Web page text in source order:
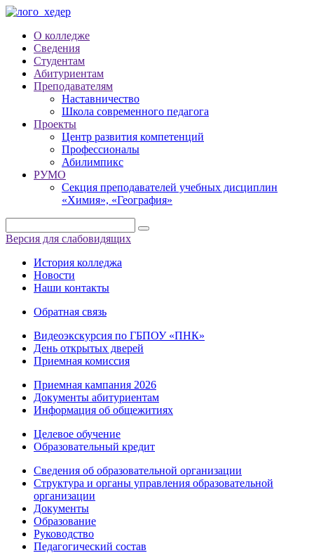
О колледже
Сведения
Студентам
Абитуриентам
Преподавателям
Наставничество
Школа современного педагога
Проекты
Центр развития компетенций
Профессионалы
Абилимпикс
РУМО
Секция преподавателей учебных дисциплин
«Химия», «География»
Версия для слабовидящих
История колледжа
Новости
Наши контакты
Обратная связь
Видеоэкскурсия по ГБПОУ «ПНК»
День открытых дверей
Приемная комиссия
Приемная кампания 2026
Дoкументы абитуриентам
Информация об общежитиях
Целевое обучение
Образовательный кредит
Сведения об образовательной организации
Структура и органы управления образовательной
организации
Документы
Образование
Руководство
Педагогический состав